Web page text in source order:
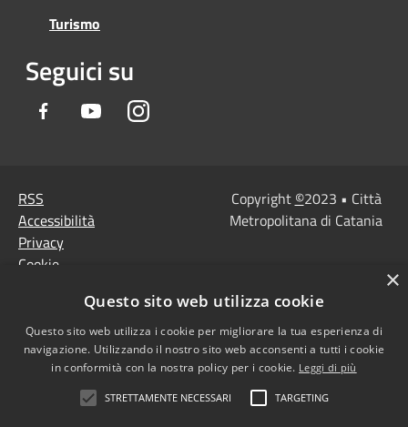
Turismo
Seguici su
Facebook YoutubeInstagram
RSS
Accessibilità
Privacy
Cookie
Note Legali
Agenzia per l'Italia
digitale
accessibilità
Copyright ©2023 • Città
Metropolitana di Catania
×
Questo sito web utilizza cookie
Questo sito web utilizza i cookie per migliorare la tua esperienza di
navigazione. Utilizzando il nostro sito web acconsenti a tutti i cookie
in conformità con la nostra policy per i cookie. Leggi di più
STRETTAMENTE NECESSARI TARGETING